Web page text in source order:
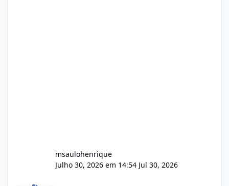
msaulohenrique
Julho 30, 2026 em 14:54 Jul 30, 2026